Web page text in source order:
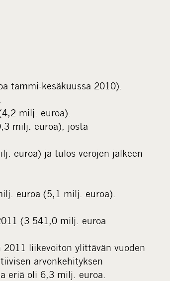
tammi-kesäkuussa 2010).
milj. euroa).
milj. euroa), josta
euroa) ja tulos verojen jälkeen
euroa (5,1 milj. euroa).
(3 541,0 milj. euroa
2011 liikevoiton ylittävän vuoden
arvonkehityksen
eriä oli 6,3 milj. euroa.